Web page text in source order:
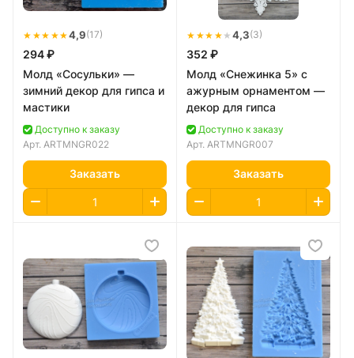
★★★★★4,9(17)
294 ₽
Молд «Сосульки» —
зимний декор для гипса и
мастики
Доступно к заказу
Арт. ARTMNGR022
Заказать
★★★★ ★ 4,3(3)
352 ₽
Молд «Снежинка 5» с
ажурным орнаментом —
декор для гипса
Доступно к заказу
Арт. ARTMNGR007
Заказать